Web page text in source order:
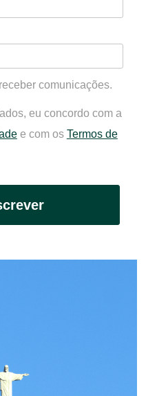
comunicações.
eu concordo com a
e com os Termos de